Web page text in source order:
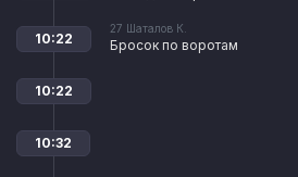
27 Шаталов К.
Бросок по воротам
10:22
10:22
10:32